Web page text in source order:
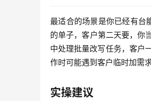
最适合的场景是你已经有台
的单子，客户第二天要，你
中处理批量改写任务，客户
作时可能遇到客户临时加需
实操建议